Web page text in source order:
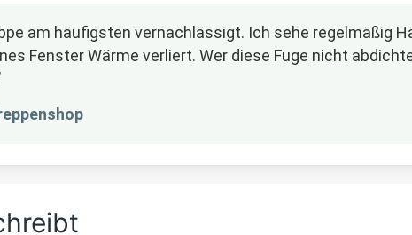
am häufigsten vernachlässigt. Ich sehe regelmäßig
Fenster Wärme verliert. Wer diese Fuge nicht